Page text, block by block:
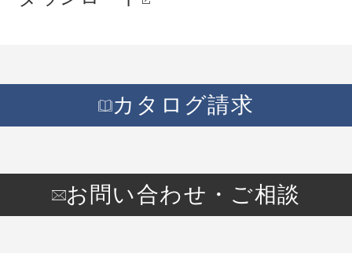
カタログ請求
お問い合わせ・ご相談